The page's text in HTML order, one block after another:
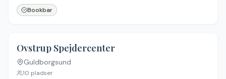
Bookbar
Ovstrup Spejdercenter
Guldborgsund
10 pladser